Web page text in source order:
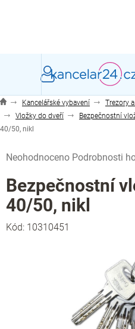
Kancelářské vybavení Trezory
Vložky do dveří
Bezpečnostní
40/50, nikl
hodnocení
produktu
je
0,0
5
Neohodnoceno Podrobnosti
Bezpečnostní
40/50, nikl
Kód: 10310451